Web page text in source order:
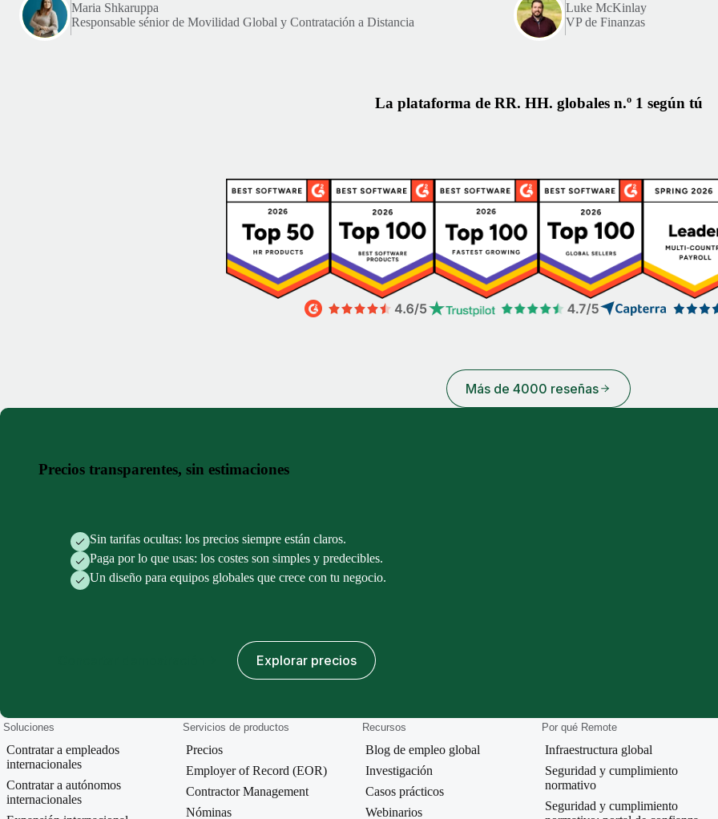
Maria Shkaruppa
Responsable sénior de Movilidad Global y Contratación a Distancia
Luke McKinlay
VP de Finanzas
La plataforma de RR. HH. globales n.º 1 según tú
Más de 4000 reseñas
Precios transparentes, sin estimaciones
Sin tarifas ocultas: los precios siempre están claros.
Paga por lo que usas: los costes son simples y predecibles.
Un diseño para equipos globales que crece con tu negocio.
Explorar precios
Soluciones
Contratar a empleados
internacionales
Contratar a autónomos
internacionales
Servicios de productos
Precios
Employer of Record (EOR)
Contractor Management
Nóminas
Recursos
Blog de empleo global
Investigación
Casos prácticos
Webinarios
Por qué Remote
Infraestructura global
Seguridad y cumplimiento
normativo
Seguridad y cumplimiento